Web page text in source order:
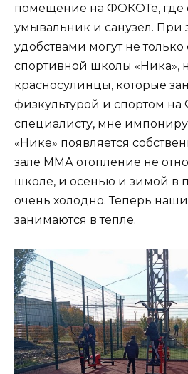
помещение на ФОКОТе, где
умывальник и санузел. При
удобствами могут не
спортивной школы «Ника»,
красносулинцы, которые
физкультурой и спортом
специалисту, мне
«Нике» появляется
зале ММА отопление не
школе, и осенью и зимой в
очень холодно. Теперь
занимаются в тепле.